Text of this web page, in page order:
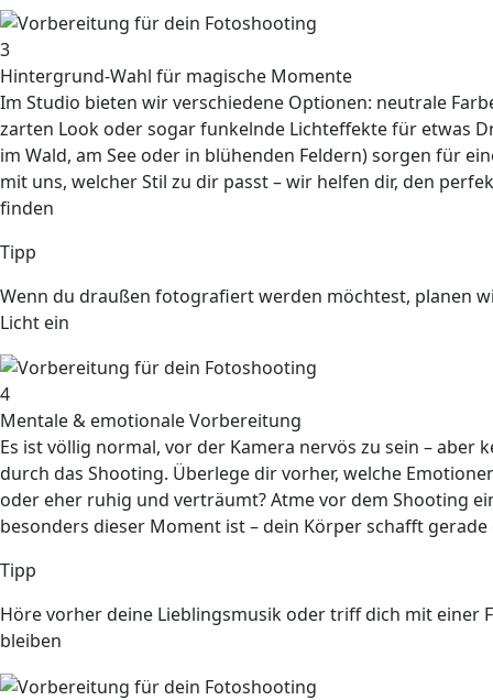
3
Hintergrund-Wahl für magische Momente
Im Studio bieten wir verschiedene Optionen: neutrale
zarten Look oder sogar funkelnde Lichteffektefür etwas
im Wald, am See oder in blühenden Feldern) sorgen für
mit uns, welcher Stil zu dir passt – wir helfen dir, den
finden
Tipp
Wenn du draußen fotografiert werden möchtest, planen
Licht ein
4
Mentale & emotionale Vorbereitung
Es ist völlig normal, vor der Kamera nervös zu sein – aber
durch das Shooting. Überlege dir vorher, welche
oder eher ruhig und verträumt? Atme vor dem Shooting
besonders dieser Moment ist – dein Körper schafft
Tipp
Höre vorher deine Lieblingsmusik oder triff dich mit einer
bleiben